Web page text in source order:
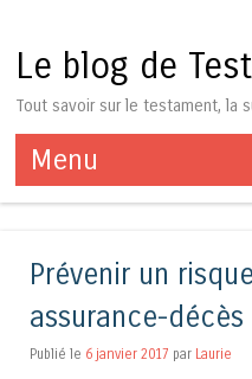
Le blog de
Tout savoir sur le testament, la
Menu
Aller au contenu
Prévenir un
assurance-décès
Publié le 6 janvier 2017 par Laurie